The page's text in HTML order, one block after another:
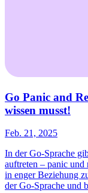
Go Panic and
wissen musst!
Feb. 21, 2025
In der Go-Sprache
auftreten – panic und
in enger Beziehung
der Go-Sprache und